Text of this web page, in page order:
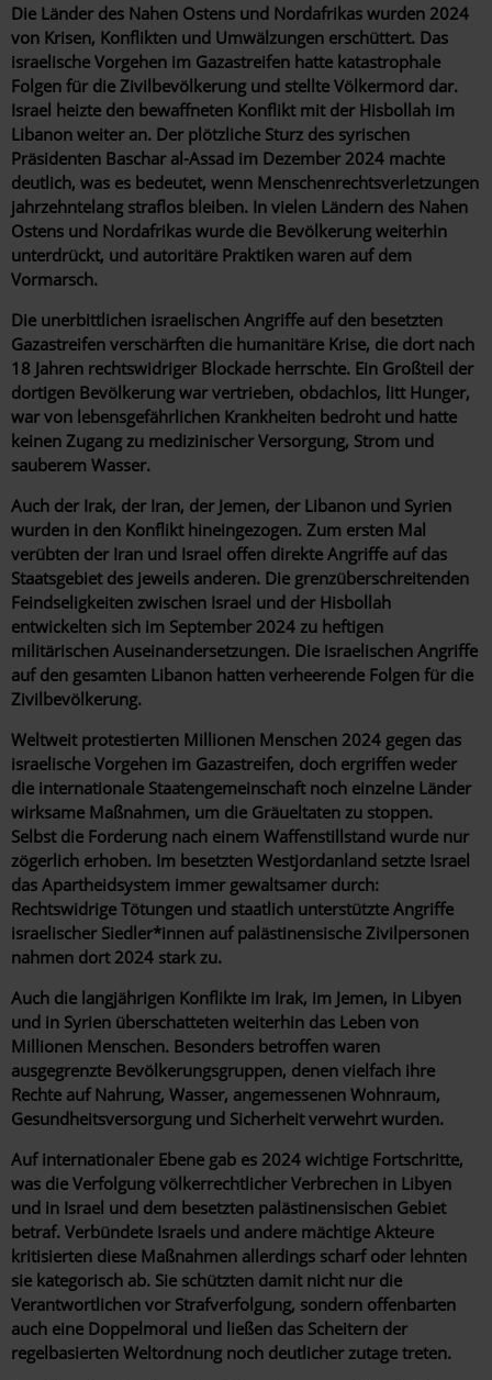
Die Länder des Nahen Ostens und Nordafrikas wurden 2024
von Krisen, Konflikten und Umwälzungen erschüttert. Das
israelische Vorgehen im Gazastreifen hatte katastrophale
Folgen für die Zivilbevölkerung und stellte Völkermord dar.
Israel heizte den bewaffneten Konflikt mit der Hisbollah im
Libanon weiter an. Der plötzliche Sturz des syrischen
Präsidenten Baschar al-Assad im Dezember 2024 machte
deutlich, was es bedeutet, wenn Menschenrechtsverletzungen
jahrzehntelang straflos bleiben. In vielen Ländern des Nahen
Ostens und Nordafrikas wurde die Bevölkerung weiterhin
unterdrückt, und autoritäre Praktiken waren auf dem
Vormarsch.
Die unerbittlichen israelischen Angriffe auf den besetzten
Gazastreifen verschärften die humanitäre Krise, die dort nach
18 Jahren rechtswidriger Blockade herrschte. Ein Großteil der
dortigen Bevölkerung war vertrieben, obdachlos, litt Hunger,
war von lebensgefährlichen Krankheiten bedroht und hatte
keinen Zugang zu medizinischer Versorgung, Strom und
sauberem Wasser.
Auch der Irak, der Iran, der Jemen, der Libanon und Syrien
wurden in den Konflikt hineingezogen. Zum ersten Mal
verübten der Iran und Israel offen direkte Angriffe auf das
Staatsgebiet des jeweils anderen. Die grenzüberschreitenden
Feindseligkeiten zwischen Israel und der Hisbollah
entwickelten sich im September 2024 zu heftigen
militärischen Auseinandersetzungen. Die israelischen Angriffe
auf den gesamten Libanon hatten verheerende Folgen für die
Zivilbevölkerung.
Weltweit protestierten Millionen Menschen 2024 gegen das
israelische Vorgehen im Gazastreifen, doch ergriffen weder
die internationale Staatengemeinschaft noch einzelne Länder
wirksame Maßnahmen, um die Gräueltaten zu stoppen.
Selbst die Forderung nach einem Waffenstillstand wurde nur
zögerlich erhoben. Im besetzten Westjordanland setzte Israel
das Apartheidsystem immer gewaltsamer durch:
Rechtswidrige Tötungen und staatlich unterstützte Angriffe
israelischer Siedler*innen auf palästinensische Zivilpersonen
nahmen dort 2024 stark zu.
Auch die langjährigen Konflikte im Irak, im Jemen, in Libyen
und in Syrien überschatteten weiterhin das Leben von
Millionen Menschen. Besonders betroffen waren
ausgegrenzte Bevölkerungsgruppen, denen vielfach ihre
Rechte auf Nahrung, Wasser, angemessenen Wohnraum,
Gesundheitsversorgung und Sicherheit verwehrt wurden.
Auf internationaler Ebene gab es 2024 wichtige Fortschritte,
was die Verfolgung völkerrechtlicher Verbrechen in Libyen
und in Israel und dem besetzten palästinensischen Gebiet
betraf. Verbündete Israels und andere mächtige Akteure
kritisierten diese Maßnahmen allerdings scharf oder lehnten
sie kategorisch ab. Sie schützten damit nicht nur die
Verantwortlichen vor Strafverfolgung, sondern offenbarten
auch eine Doppelmoral und ließen das Scheitern der
regelbasierten Weltordnung noch deutlicher zutage treten.